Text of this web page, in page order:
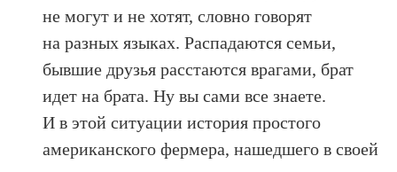
не могут и не хотят, словно говорят
на разных языках. Распадаются семьи,
бывшие друзья расстаются врагами, брат
идет на брата. Ну вы сами все знаете.
И в этой ситуации история простого
американского фермера, нашедшего в своей